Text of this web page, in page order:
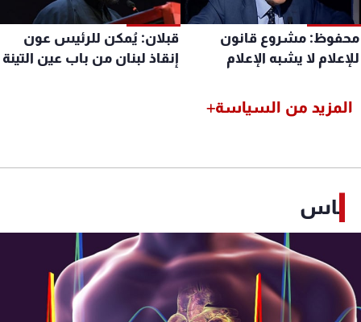
مشروع قانون
لا يشبه الإعلام
قبلان: يُمكن للرئيس عون
إنقاذ لبنان من باب عين التينة
المزيد من السياسة
ناس